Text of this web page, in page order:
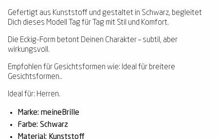
Gefertigt aus Kunststoff und gestaltet in Schwarz, begleitet
Dich dieses Modell Tag für Tag mit Stil und Komfort.
Die Eckig-Form betont Deinen Charakter – subtil, aber
wirkungsvoll.
Empfohlen für Gesichtsformen wie: Ideal für breitere
Gesichtsformen..
Ideal für: Herren.
Marke: meineBrille
Farbe: Schwarz
Material: Kunststoff